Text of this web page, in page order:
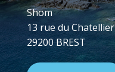
Shom
13 rue du Chatellier
29200 BREST